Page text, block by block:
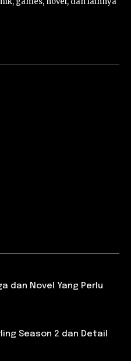
dan Novel Yang Perlu
Season 2 dan Detail